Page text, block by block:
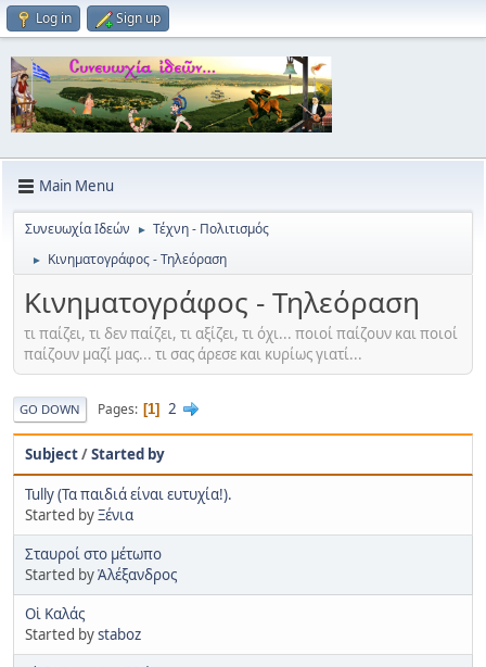
Log in Sign up
Main Menu
Συνευωχία Ιδεών ► Τέχνη - Πολιτισμός
► Κινηματογράφος - Τηλεόραση
Κινηματογράφος - Τηλεόραση
τι παίζει, τι δεν παίζει, τι αξίζει, τι όχι... ποιοί παίζουν και ποιοί
παίζουν μαζί μας... τι σας άρεσε και κυρίως γιατί...
GO DOWN Pages 1 2
Subject/Started by
Tully (Τα παιδιά είναι ευτυχία!).
Started byΞένια
Σταυροί στο μέτωπο
Started byἈλέξανδρος
Οἱ Καλάς
Started bystaboz